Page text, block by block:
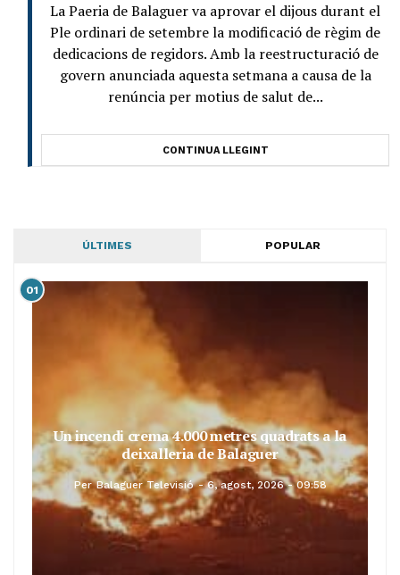
La Paeria de Balaguer va aprovar el dijous durant el
Ple ordinari de setembre la modificació de règim de
dedicacions de regidors. Amb la reestructuració de
govern anunciada aquesta setmana a causa de la
renúncia per motius de salut de...
CONTINUA LLEGINT
ÚLTIMES POPULAR
01
Un incendi crema 4.000 metres quadrats a la
deixalleria de Balaguer
Per Balaguer Televisió 6, agost, 2026 - 09:58